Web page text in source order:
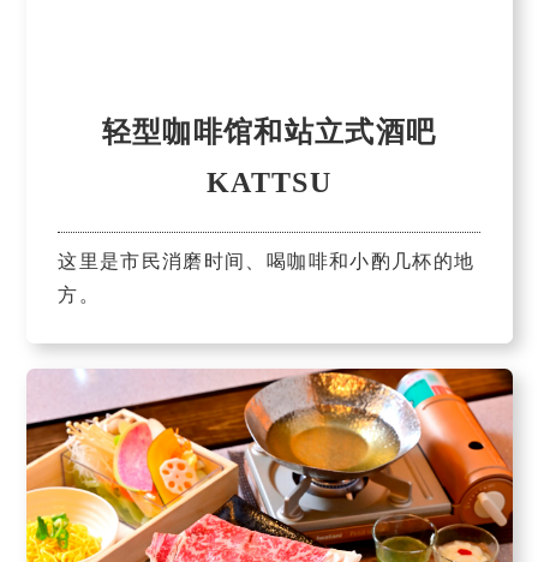
轻型咖啡馆和站立式酒吧
KATTSU
这里是市民消磨时间、喝咖啡和小酌几杯的地
方。